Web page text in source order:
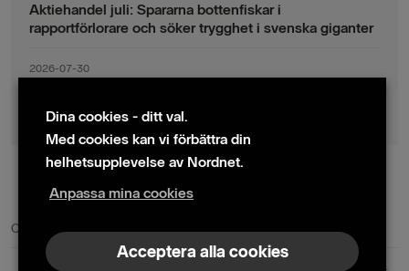
Aktiehandel juli: Spararna bottenfiskar i
rapportförlorare och söker trygghet i svenska giganter
2026-07-30
indexsparandet ligger fast
© 2024 Nordnet AB (publ)
Cookie policy|Kontakta oss|Presskontakter
Nordnet AB (publ) | Box 300 99 | 104 25 Stockholm | Reg. nr. 559073-6681
Dina cookies - ditt val.
Med cookies kan vi förbättra din
helhetsupplevelse av Nordnet.
Anpassa mina cookies
Acceptera alla cookies